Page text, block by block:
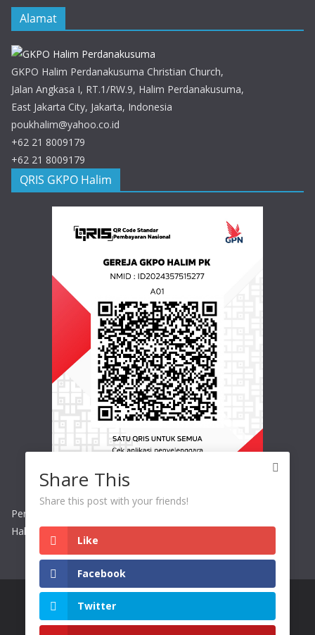
Alamat
GKPO Halim Perdanakusuma Christian Church,
Jalan Angkasa I, RT.1/RW.9, Halim Perdanakusuma,
East Jakarta City, Jakarta, Indonesia
poukhalim@yahoo.co.id
+62 21 8009179
+62 21 8009179
QRIS GKPO Halim
Persembahan / Perpuluhan dapat discan melalui QRIS GKPO
Halim
Copyright © 2026GKPO Halim Perdanakusuma. All rights
Share This
Share this post with your friends!
Like
Facebook
Twitter